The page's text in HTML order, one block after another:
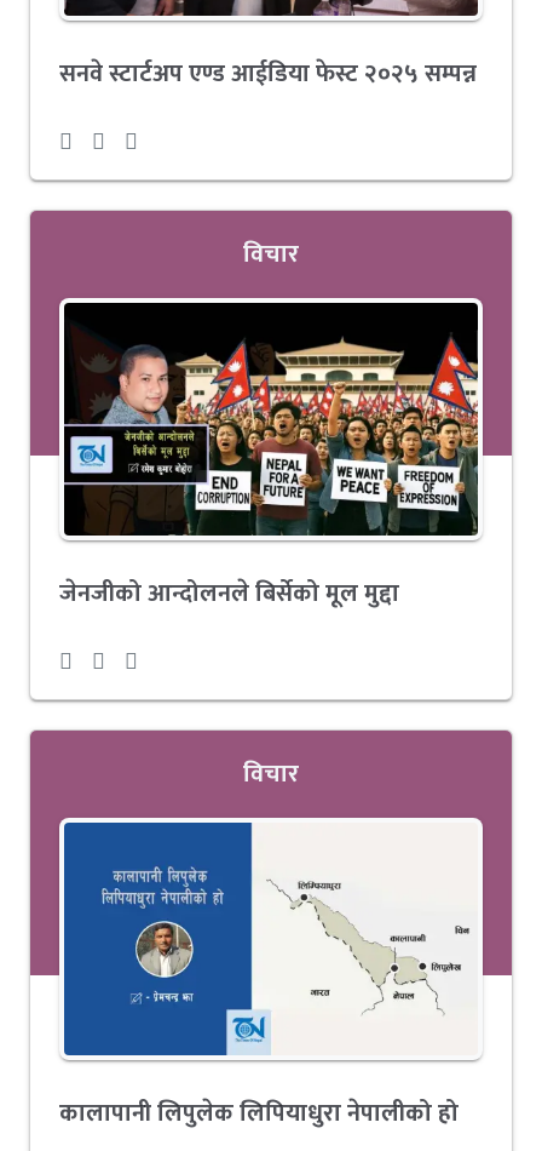
सनवे स्टार्टअप एण्ड आईडिया फेस्ट २०२५ सम्पन्न
विचार
जेनजीको आन्दोलनले बिर्सेको मूल मुद्दा
विचार
कालापानी लिपुलेक लिपियाधुरा नेपालीको हो